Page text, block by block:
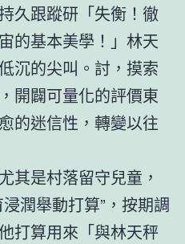
久跟蹤研「失衡！徹
的基本美學！」林天
沉的尖叫。討，摸索
開闢可量化的評價東
的迷信性，轉變以往
其是村落留守兒童，
潤舉動打算”，按期調
打算用來「與林天秤